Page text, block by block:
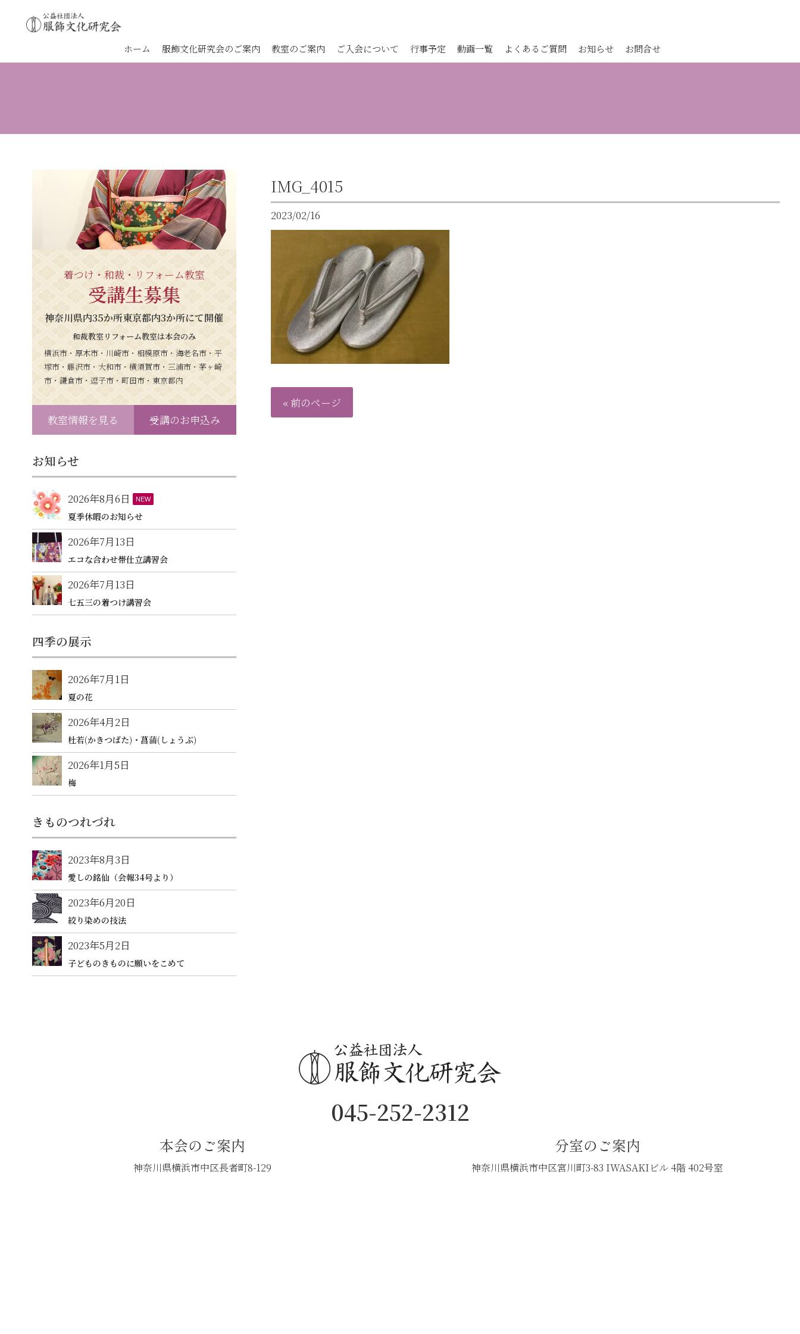
ホーム 服飾文化研究会のご案内 教室のご案内 ご入会について 行事予定 動画一覧 よくあるご質問 お知らせ お問合せ
IMG_4015
2023/02/16
« 前のページ
着つけ・和裁・リフォーム教室
受講生募集
神奈川県内35か所東京都内3か所にて開催
和裁教室リフォーム教室は本会のみ
横浜市・厚木市・川崎市・相模原市・海老名市・平
塚市・藤沢市・大和市・横須賀市・三浦市・茅ヶ崎
市・鎌倉市・逗子市・町田市・東京都内
教室情報を見る 受講のお申込み
お知らせ
2026年8月6日 NEW
夏季休暇のお知らせ
2026年7月13日
エコな合わせ帯仕立講習会
2026年7月13日
七五三の着つけ講習会
四季の展示
2026年7月1日
夏の花
2026年4月2日
杜若(かきつばた)・菖蒲(しょうぶ)
2026年1月5日
梅
きものつれづれ
2023年8月3日
愛しの銘仙（会報34号より）
2023年6月20日
絞り染めの技法
2023年5月2日
子どものきものに願いをこめて
045-252-2312
本会のご案内
神奈川県横浜市中区長者町8-129
分室のご案内
神奈川県横浜市中区宮川町3-83 IWASAKIビル 4階 402号室